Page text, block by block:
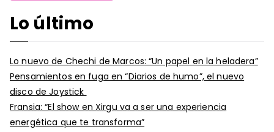
Lo último
Lo nuevo de Chechi de Marcos: “Un papel en la heladera”
Pensamientos en fuga en “Diarios de humo”, el nuevo
disco de Joystick
Fransia: “El show en Xirgu va a ser una experiencia
energética que te transforma”